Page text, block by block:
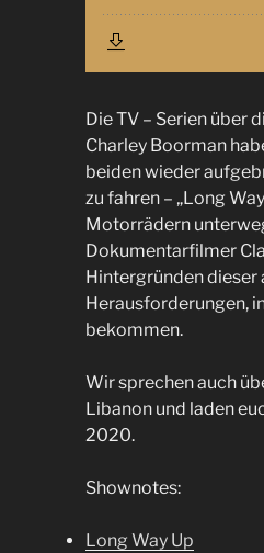
Die TV – Serien über
Charley Boorman
beiden wieder
zu fahren – „Long
Motorrädern
Dokumentarfilmer
Hintergründen
Herausforderungen,
bekommen.
Wir sprechen auch
Libanon und laden
2020.
Shownotes:
Long Way Up